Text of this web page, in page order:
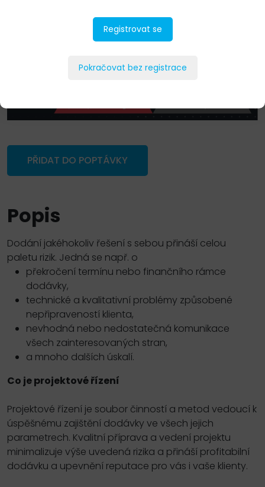
PŘIDAT DO POPTÁVKY
Popis
Dodání jakéhokoliv řešení s sebou přináší celou
paletu rizik. Jedná se např. o
překročení termínu nebo finančního rámce
dodávky,
technické a kvalitativní problémy způsobené
nepřipraveností klienta,
nevhodná nebo nedostatečná komunikace
všech zainteresovaných stran,
a mnoho dalších úskalí.
Co je projektové řízení
Projektové řízení je soubor činností a metod vedoucí k
úspěšnému zajištění dodávky ve všech jejich
parametrech. Kvalitní příprava a vedení projektu
minimalizuje výše uvedená rizika a přináší profitabilní
dodávku a upevnění reputace pro vás i vaše klienty.
Registrovat se
Pokračovat bez registrace